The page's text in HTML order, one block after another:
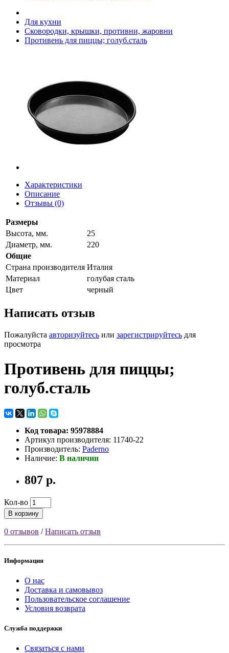
Для кухни
Сковородки, крышки, противни, жаровни
Противень для пиццы; голуб.сталь
Характеристики
Описание
Отзывы (0)
Размеры
Высота, мм.
25
Диаметр, мм.
220
Общие
Страна производителя Италия
Материал
голубая сталь
Цвет
черный
Написать отзыв
Пожалуйста авторизуйтесь или зарегистрируйтесь для
просмотра
Противень для пиццы;
голуб.сталь
Код товара: 95978884
Артикул производителя: 11740-22
Производитель: Paderno
Наличие: В наличии
807 р.
Кол-во
В корзину
0 отзывов /Написать отзыв
Информация
О нас
Доставка и самовывоз
Пользовательское соглашение
Условия возврата
Служба поддержки
Связаться с нами